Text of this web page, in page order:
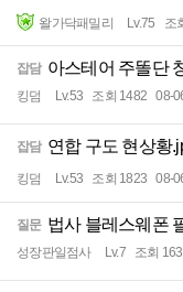
왈가닥패밀리 Lv.75 조
잡담 아스테어 주똘단
킹덤 Lv.53 조회 1482 08-
잡담 연합 구도 현상황
킹덤 Lv.53 조회 1823 08-
질문 법사 블레스웨폰
성장판일점사 Lv.7 조회